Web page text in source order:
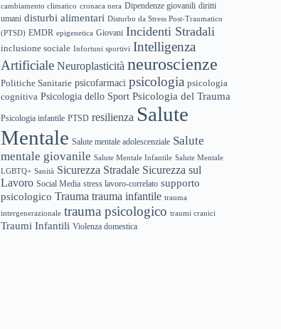
cambiamento climatico cronaca nera Dipendenze giovanili diritti
umani disturbi alimentari Disturbo da Stress Post-Traumatico
(PTSD) EMDR epigenetica Giovani Incidenti Stradali
inclusione sociale Infortuni sportivi Intelligenza
Artificiale Neuroplasticità neuroscienze
Politiche Sanitarie psicofarmaci psicologia psicologia
cognitiva Psicologia dello Sport Psicologia del Trauma
Psicologia infantile PTSD resilienza Salute
Mentale Salute mentale adolescenziale Salute
mentale giovanile Salute Mentale Infantile Salute Mentale
LGBTQ+ Sanità Sicurezza Stradale Sicurezza sul
Lavoro Social Media stress lavoro-correlato supporto
psicologico Trauma trauma infantile trauma
intergenerazionale trauma psicologico traumi cranici
Traumi Infantili Violenza domestica